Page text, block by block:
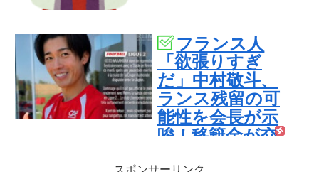
フランス人
「欲張りすぎ
だ」中村敬斗、
ランス残留の可
能性を会長が示
唆！移籍金が交